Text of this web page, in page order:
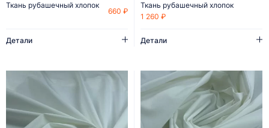
Ткань рубашечный хлопок
660 ₽
Детали
Ткань рубашечный хлопок
1 260 ₽
Детали